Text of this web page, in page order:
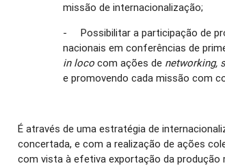
missão de internacionalização;
- Possibilitar a participação de
nacionais em conferências de
in loco com ações de networking,
e promovendo cada missão com
É através de uma estratégia de
concertada, e com a realização de ações
com vista à efetiva exportação da produção